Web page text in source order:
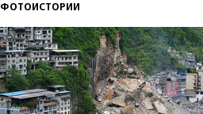
ФОТОИСТОРИИ